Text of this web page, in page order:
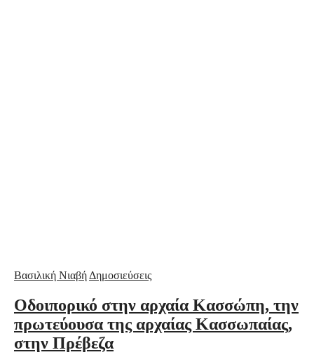
Βασιλική ΝιαβήΔημοσιεύσεις
Οδοιπορικό στην αρχαία Κασσώπη, την
πρωτεύουσα της αρχαίας Κασσωπαίας,
στην Πρέβεζα